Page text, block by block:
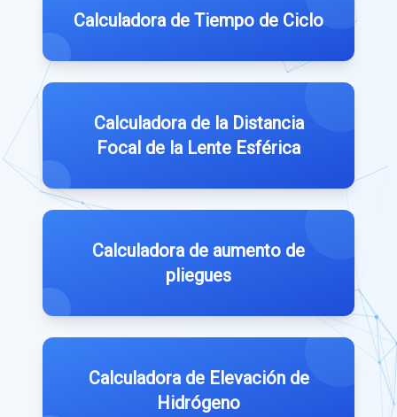
Calculadora de Tiempo de Ciclo
Calculadora de la Distancia
Focal de la Lente Esférica
Calculadora de aumento de
pliegues
Calculadora de Elevación de
Hidrógeno